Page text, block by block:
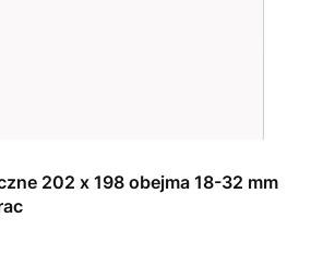
202 x 198 obejma 18-32 mm